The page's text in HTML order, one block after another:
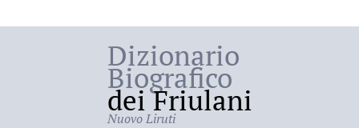
Dizionario
Biografico
dei Friulani
Nuovo Liruti